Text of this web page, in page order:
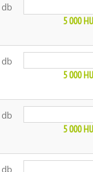
5 000
5 000
5 000